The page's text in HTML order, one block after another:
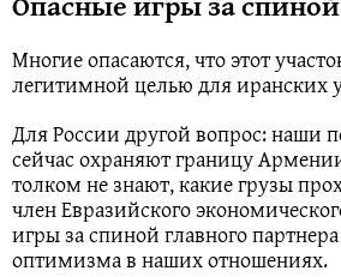
Многие опасаются, что этот
легитимной целью для иранских
Для России другой вопрос: наши
сейчас охраняют границу
толком не знают, какие грузы
член Евразийского
игры за спиной главного
оптимизма в наших отношениях.